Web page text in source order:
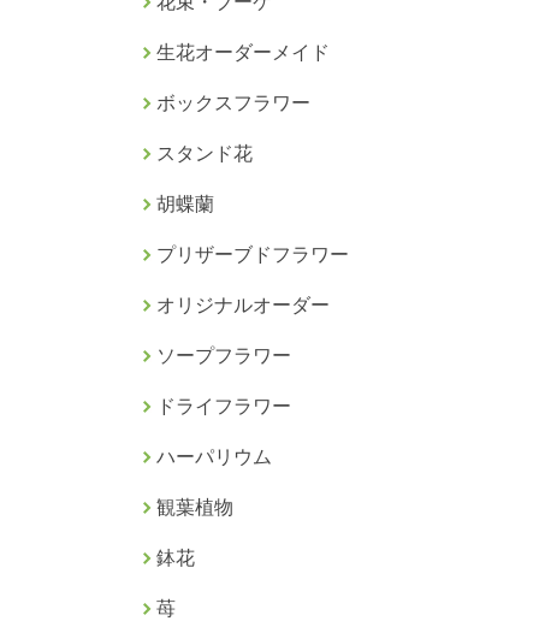
生花オーダーメイド
ボックスフラワー
スタンド花
胡蝶蘭
プリザーブドフラワー
オリジナルオーダー
ソープフラワー
ドライフラワー
ハーパリウム
観葉植物
鉢花
苺